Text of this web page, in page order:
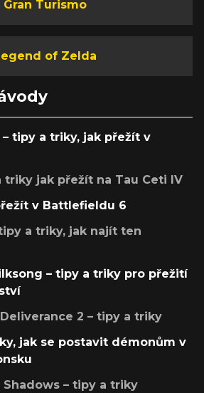
Gran Turismo
of Zelda
– tipy a triky, jak přežít v
triky jak přežít na Tau Ceti IV
v Battlefieldu 6
a triky, jak najít ten
– tipy a triky pro přežití
2 – tipy a triky
jak se postavit démonům v
Shadows – tipy a triky